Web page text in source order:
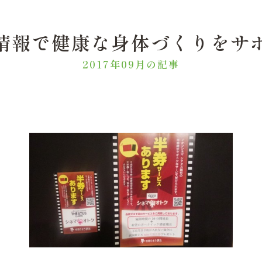
報で健康な身体づくりをサ
2017年09月の記事